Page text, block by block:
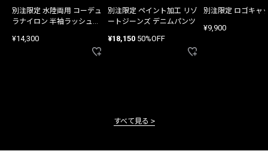
別注限定 水陸両用 コーデュ
ラナイロン 半袖ラッシュガ
¥14,300
別注限定 ペイント加工 リゾ
ートジーンズ デニムパンツ
¥18,150 50%OFF
別注限定 ロゴキャ
¥9,900
すべて見る